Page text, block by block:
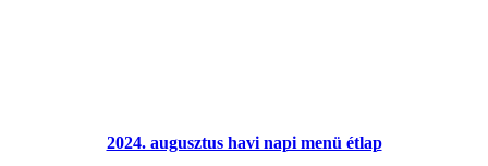
2024. augusztus havi napi menü étlap